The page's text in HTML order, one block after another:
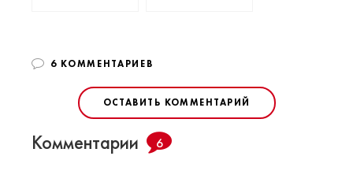
6 КОММЕНТАРИЕВ
ОСТАВИТЬ КОММЕНТАРИЙ
Комментарии 6